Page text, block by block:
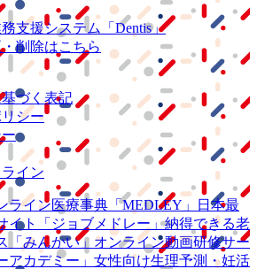
支援システム
「Dentis」
削除はこちら
づく表記
シー
イン
ライン医療事典 「MEDLEY」
日本最
イト 「ジョブメドレー」納得できる老
「みんかい」 オンライン動画研修サー
アカデミー」 女性向け生理予測・妊活